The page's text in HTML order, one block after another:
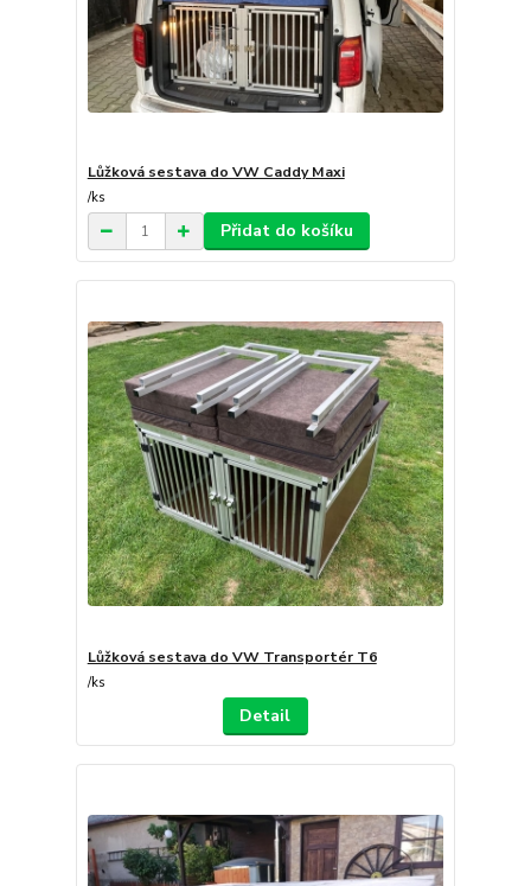
Lůžková sestava do VW Caddy Maxi
/ks
Přidat do košíku
Lůžková sestava do VW Transportér T6
/ks
Detail